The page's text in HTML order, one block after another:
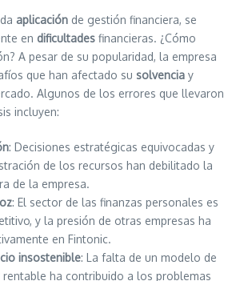
aplicación de gestión financiera, se
en dificultades financieras. ¿Cómo
A pesar de su popularidad, la empresa
que han afectado su solvencia y
Algunos de los errores que llevaron
incluyen:
: Decisiones estratégicas equivocadas y
de los recursos han debilitado la
de la empresa.
: El sector de las finanzas personales es
y la presión de otras empresas ha
en Fintonic.
insostenible: La falta de un modelo de
ha contribuido a los problemas